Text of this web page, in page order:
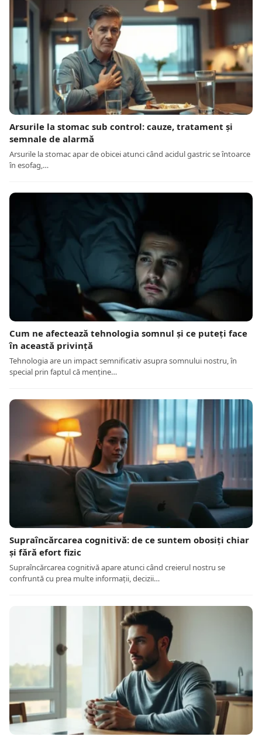
Arsurile la stomac sub control: cauze, tratament și
semnale de alarmă
Arsurile la stomac apar de obicei atunci când acidul gastric se întoarce
în esofag,…
Cum ne afectează tehnologia somnul și ce puteți face
în această privință
Tehnologia are un impact semnificativ asupra somnului nostru, în
special prin faptul că menține…
Supraîncărcarea cognitivă: de ce suntem obosiți chiar
și fără efort fizic
Supraîncărcarea cognitivă apare atunci când creierul nostru se
confruntă cu prea multe informații, decizii…